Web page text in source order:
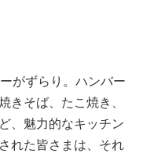
がずらり。ハンバー
きそば、たこ焼き、
、魅力的なキッチン
れた皆さまは、それ